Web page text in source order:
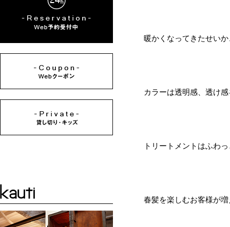
暖かくなってきたせい
カラーは透明感、透け
トリートメントはふわ
春髪を楽しむお客様が